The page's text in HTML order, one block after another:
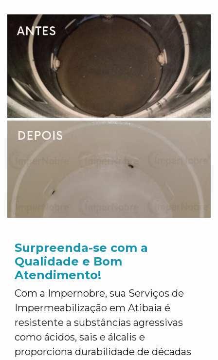
Surpreenda-se com a
Qualidade e Bom
Atendimento!
Com a Impernobre, sua Serviços de
Impermeabilização em Atibaia é
resistente a substâncias agressivas
como ácidos, sais e álcalis e
proporciona durabilidade de décadas